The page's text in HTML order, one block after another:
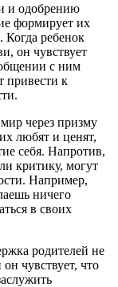
и одобрению
формирует их
ребенок
он чувствует
с ним
привести к
через призму
любят и ценят,
себя. Напротив,
критику, могут
Например,
ничего
в своих
родителей не
чувствует, что